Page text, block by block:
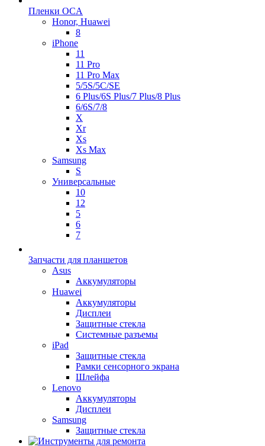
Пленки OCA
Honor, Huawei
8
iPhone
11
11 Pro
11 Pro Max
5/5S/5C/SE
6 Plus/6S Plus/7 Plus/8 Plus
6/6S/7/8
X
Xr
Xs
Xs Max
Samsung
S
Универсальные
10
12
5
6
7
Запчасти для планшетов
Asus
Аккумуляторы
Huawei
Аккумуляторы
Дисплеи
Защитные стекла
Системные разъемы
iPad
Защитные стекла
Рамки сенсорного экрана
Шлейфа
Lenovo
Аккумуляторы
Дисплеи
Samsung
Защитные стекла